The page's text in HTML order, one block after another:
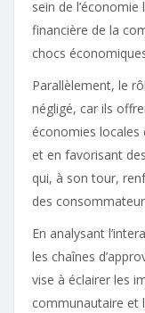
sein de
financière de la
chocs
Parallèlement, le
négligé, car ils
économies
et en favorisant
qui, à son tour,
des
En analysant
les chaînes
vise à éclairer les
communautaire et